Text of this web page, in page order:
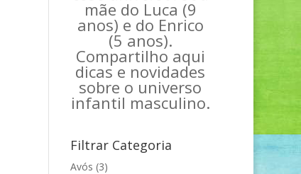
mãe do Luca (9
anos) e do Enrico
(5 anos).
Compartilho aqui
dicas e novidades
sobre o universo
infantil masculino.
Filtrar Categoria
Avós (3)